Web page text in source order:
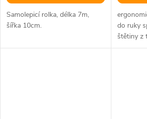
Samolepicí rolka, délka 7m,
šířka 10cm.
do ruky
štětiny z
gumy